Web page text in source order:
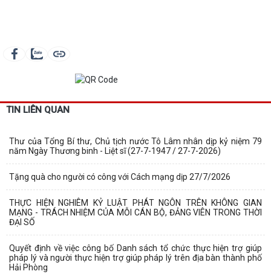
TIN LIÊN QUAN
Thư của Tổng Bí thư, Chủ tịch nước Tô Lâm nhân dịp kỷ niệm 79
năm Ngày Thương binh - Liệt sĩ (27-7-1947 / 27-7-2026)
Tặng quà cho người có công với Cách mạng dịp 27/7/2026
THỰC HIỆN NGHIÊM KỶ LUẬT PHÁT NGÔN TRÊN KHÔNG GIAN
MẠNG - TRÁCH NHIỆM CỦA MỖI CÁN BỘ, ĐẢNG VIÊN TRONG THỜI
ĐẠI SỐ
Quyết định về việc công bố Danh sách tổ chức thực hiện trợ giúp
pháp lý và người thực hiện trợ giúp pháp lý trên địa bàn thành phố
Hải Phòng